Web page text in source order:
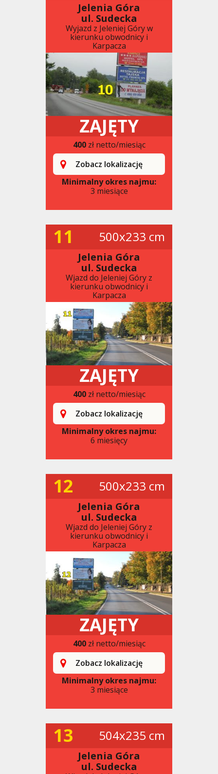
Jelenia Góra
ul. Sudecka
Wyjazd z Jeleniej Góry w
kierunku obwodnicy i
Karpacza
ZAJĘTY
400zł netto/miesiąc
Zobacz lokalizację
Minimalny okres najmu:
3 miesiące
11 500x233 cm
Jelenia Góra
ul. Sudecka
Wjazd do Jeleniej Góry z
kierunku obwodnicy i
Karpacza
ZAJĘTY
400zł netto/miesiąc
Zobacz lokalizację
Minimalny okres najmu:
6 miesięcy
12 500x233 cm
Jelenia Góra
ul. Sudecka
Wjazd do Jeleniej Góry z
kierunku obwodnicy i
Karpacza
ZAJĘTY
400zł netto/miesiąc
Zobacz lokalizację
Minimalny okres najmu:
3 miesiące
13 504x235 cm
Jelenia Góra
ul. Sudecka